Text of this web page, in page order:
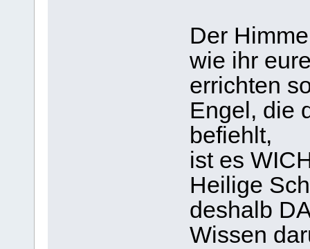
Der
wie ihr
errichten
Engel, die
befiehlt,
ist es
Heilige
deshalb
Wissen